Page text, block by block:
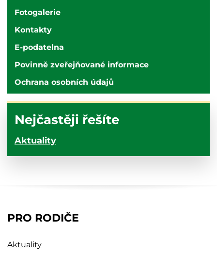
Fotogalerie
Kontakty
E-podatelna
Povinně zveřejňované informace
Ochrana osobních údajů
Nejčastěji řešíte
Aktuality
PRO RODIČE
Aktuality